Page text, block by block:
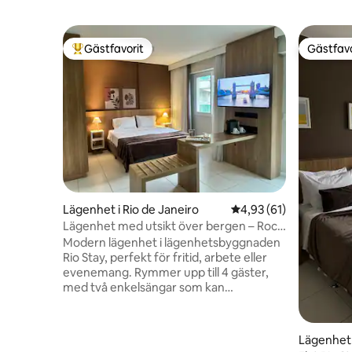
Populär gästfavorit
Gästfavorit
Lägenhet i Rio de Janeiro 4,93 av 5 i
4,93 (61)
Lägenhet med utsikt över bergen – Rock
in Rio och Rio Centro
Modern lägenhet i lägenhetsbyggnaden
Rio Stay, perfekt för fritid, arbete eller
evenemang. Rymmer upp till 4 gäster,
med två enkelsängar som kan